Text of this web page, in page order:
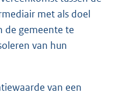
met als doel
de gemeente te
van hun
van een